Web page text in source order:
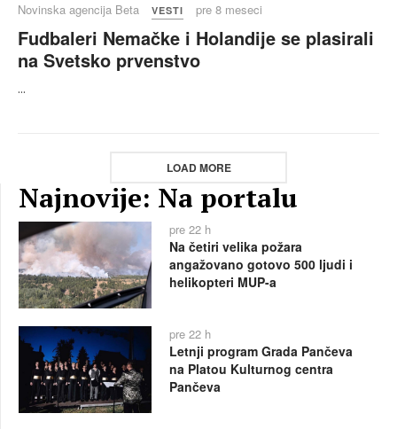
Novinska agencija Beta VESTI pre 8 meseci
Fudbaleri Nemačke i Holandije se plasirali
na Svetsko prvenstvo
...
LOAD MORE
Najnovije: Na portalu
pre 22 h
Na četiri velika požara
angažovano gotovo 500 ljudi i
helikopteri MUP-a
pre 22 h
Letnji program Grada Pančeva
na Platou Kulturnog centra
Pančeva